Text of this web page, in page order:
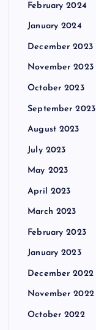
February 2024
January 2024
December 2023
November 2023
October 2023
September 2023
August 2023
July 2023
May 2023
April 2023
March 2023
February 2023
January 2023
December 2022
November 2022
October 2022